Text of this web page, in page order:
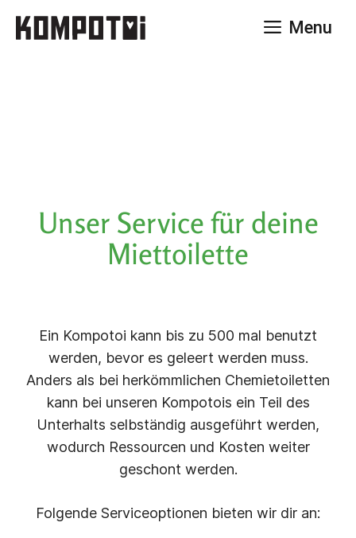
Inhalt
Menu
Unser Service für deine
Miettoilette
Ein Kompotoi kann bis zu 500 mal benutzt
werden, bevor es geleert werden muss.
Anders als bei herkömmlichen Chemietoiletten
kann bei unseren Kompotois ein Teil des
Unterhalts selbständig ausgeführt werden,
wodurch Ressourcen und Kosten weiter
geschont werden.
Folgende Serviceoptionen bieten wir dir an: